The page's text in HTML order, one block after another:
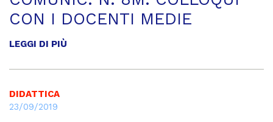
CON I DOCENTI MEDIE
LEGGI DI PIÙ
DIDATTICA
23/09/2019